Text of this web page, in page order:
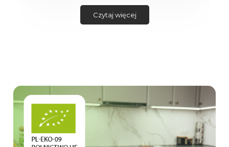
Czytaj więcej